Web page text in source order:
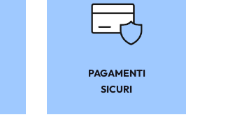
PAGAMENTI
SICURI